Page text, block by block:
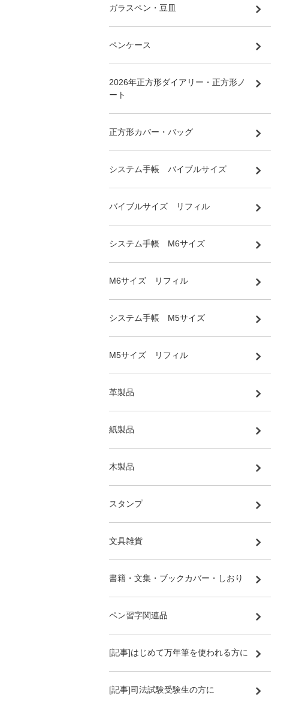
ガラスペン・豆皿
ペンケース
2026年正方形ダイアリー・正方形ノ
ート
正方形カバー・バッグ
システム手帳 バイブルサイズ
バイブルサイズ リフィル
システム手帳 M6サイズ
M6サイズ リフィル
システム手帳 M5サイズ
M5サイズ リフィル
革製品
紙製品
木製品
スタンプ
文具雑貨
書籍・文集・ブックカバー・しおり
ペン習字関連品
[記事]はじめて万年筆を使われる方に
[記事]司法試験受験生の方に